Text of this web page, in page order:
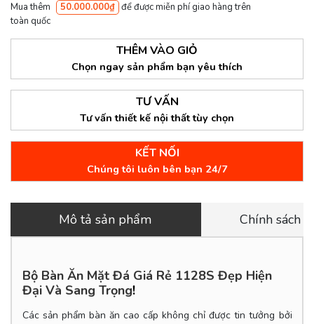
Mua thêm 50.000.000₫ để được miễn phí giao hàng trên
toàn quốc
THÊM VÀO GIỎ
Chọn ngay sản phẩm bạn yêu thích
TƯ VẤN
Tư vấn thiết kế nội thất tùy chọn
KẾT NỐI
Chúng tôi luôn bên bạn 24/7
Mô tả sản phẩm Chính sách
Bộ Bàn Ăn Mặt Đá Giá Rẻ 1128S Đẹp Hiện
Đại Và Sang Trọng!
Các sản phẩm bàn ăn cao cấp không chỉ được tin tưởng bởi